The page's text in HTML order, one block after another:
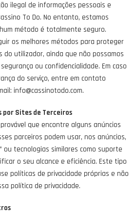
ilegal de informações pessoais e
To Do. No entanto, estamos
método é totalmente seguro.
os melhores métodos para proteger
do utilizador, ainda que não possamos
ou confidencialidade. Em caso
do serviço, entre em contato
info@cassinotodo.com.
por Sites de Terceiros
que encontre alguns anúncios
parceiros podem usar, nos anúncios,
ou tecnologias similares como suporte
o seu alcance e eficiência. Este tipo
políticas de privacidade próprias e não
política de privacidade.